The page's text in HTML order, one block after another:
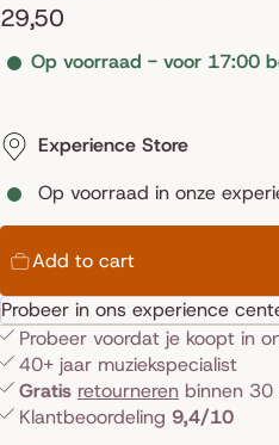
29,50
Op voorraad - voor 17:00
Experience Store
Op voorraad in onze
Add to cart
Probeer in ons experience
Probeer voordat je koopt in
40+ jaar muziekspecialist
Gratis retourneren binnen
Klantbeoordeling 9,4/10